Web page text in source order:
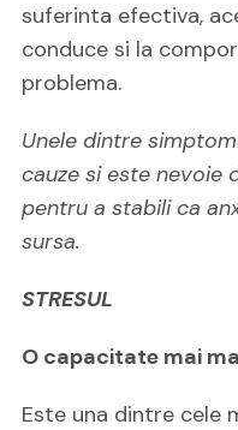
suferinta efectiva,
conduce si la
problema.
Unele dintre
cauze si este nevoie
pentru a stabili ca
sursa.
STRESUL
O capacitate mai
Este una dintre cele